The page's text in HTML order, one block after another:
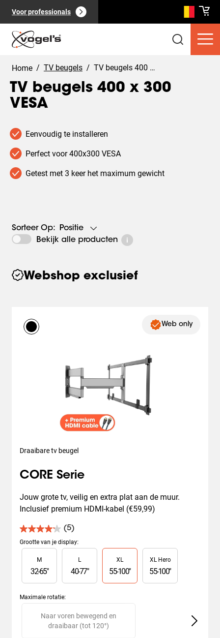
Voor professionals
Consumentenproducten
Home / TV beugels / TV beugels 400 x 300 VESA
TV beugels 400 x 300
VESA
Eenvoudig te installeren
Perfect voor 400x300 VESA
Getest met 3 keer het maximum gewicht
Sorteer Op:
Positie
Bekijk alle producten
Webshop exclusief
Web only
Draaibare tv beugel
CORE Serie
Jouw grote tv, veilig en extra plat aan de muur.
Inclusief premium HDMI-kabel (€59,99)
(5)
4.2
van
de
sterren.
5
Grootte van je display:
Slide 1 of 4
M
32-65"
L
40-77"
XL
55-100"
XL Hero
55-100"
Maximale rotatie:
Slide 1 of 2
Naar voren bewegend en
draaibaar (tot 120°)